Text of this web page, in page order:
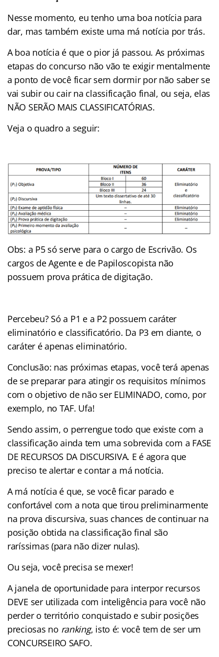
Nesse momento, eu tenho uma boa notícia para
dar, mas também existe uma má notícia por trás.
A boa notícia é que o pior já passou. As próximas
etapas do concurso não vão te exigir mentalmente
a ponto de você ficar sem dormir por não saber se
vai subir ou cair na classificação final, ou seja, elas
NÃO SERÃO MAIS CLASSIFICATÓRIAS.
Veja o quadro a seguir:
Obs: a P5 só serve para o cargo de Escrivão. Os
cargos de Agente e de Papiloscopista não
possuem prova prática de digitação.
Percebeu? Só a P1 e a P2 possuem caráter
eliminatório e classificatório. Da P3 em diante, o
caráter é apenas eliminatório.
Conclusão: nas próximas etapas, você terá apenas
de se preparar para atingir os requisitos mínimos
com o objetivo de não ser ELIMINADO, como, por
exemplo, no TAF. Ufa!
Sendo assim, o perrengue todo que existe com a
classificação ainda tem uma sobrevida com a FASE
DE RECURSOS DA DISCURSIVA. E é agora que
preciso te alertar e contar a má notícia.
A má notícia é que, se você ficar parado e
confortável com a nota que tirou preliminarmente
na prova discursiva, suas chances de continuar na
posição obtida na classificação final são
raríssimas (para não dizer nulas).
Ou seja, você precisa se mexer!
A janela de oportunidade para interpor recursos
DEVE ser utilizada com inteligência para você não
perder o território conquistado e subir posições
preciosas no ranking, isto é: você tem de ser um
CONCURSEIRO SAFO.